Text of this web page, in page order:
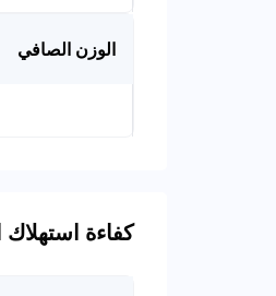
الوزن الصافي
كفاءة استهلاك